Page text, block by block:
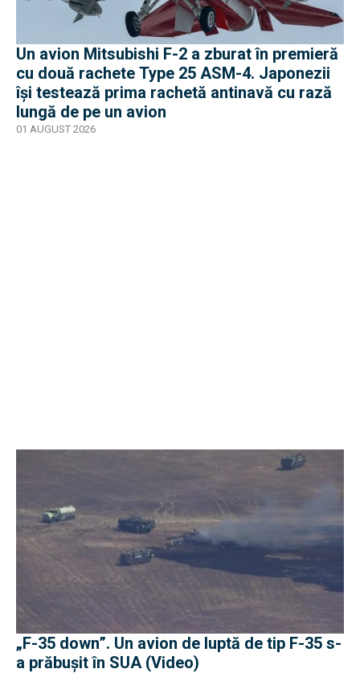
Un avion Mitsubishi F-2 a zburat în premieră
cu două rachete Type 25 ASM-4. Japonezii
își testează prima rachetă antinavă cu rază
lungă de pe un avion
01 AUGUST 2026
„F-35 down”. Un avion de luptă de tip F-35 s-
a prăbușit în SUA (Video)